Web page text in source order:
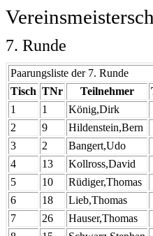
7. Runde
Paarungsliste der 7. Runde
Tisch TNr Teilnehmer
1
1 König,Dirk
2
9 Hildenstein,Bern
3
2 Bangert,Udo
4
13 Kollross,David
5
10 Rüdiger,Thomas
6
18 Lieb,Thomas
7
26 Hauser,Thomas